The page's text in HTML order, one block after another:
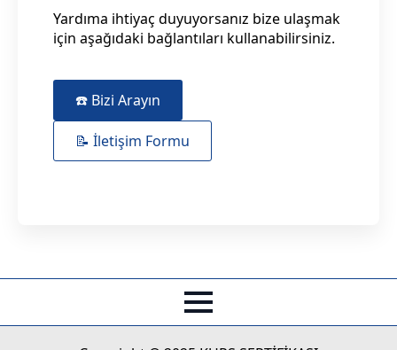
Yardıma ihtiyaç duyuyorsanız bize ulaşmak
için aşağıdaki bağlantıları kullanabilirsiniz.
☎️ Bizi Arayın
📝 İletişim Formu